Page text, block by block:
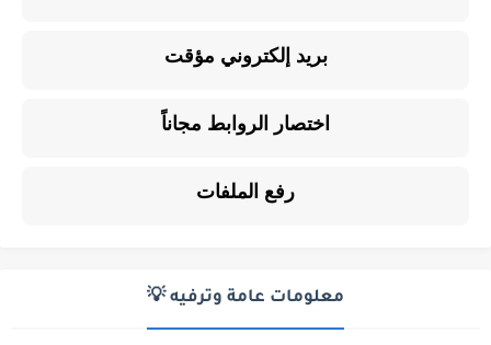
بريد إلكتروني مؤقت
اختصار الروابط مجاناً
رفع الملفات
معلومات عامة وترفيه 💡